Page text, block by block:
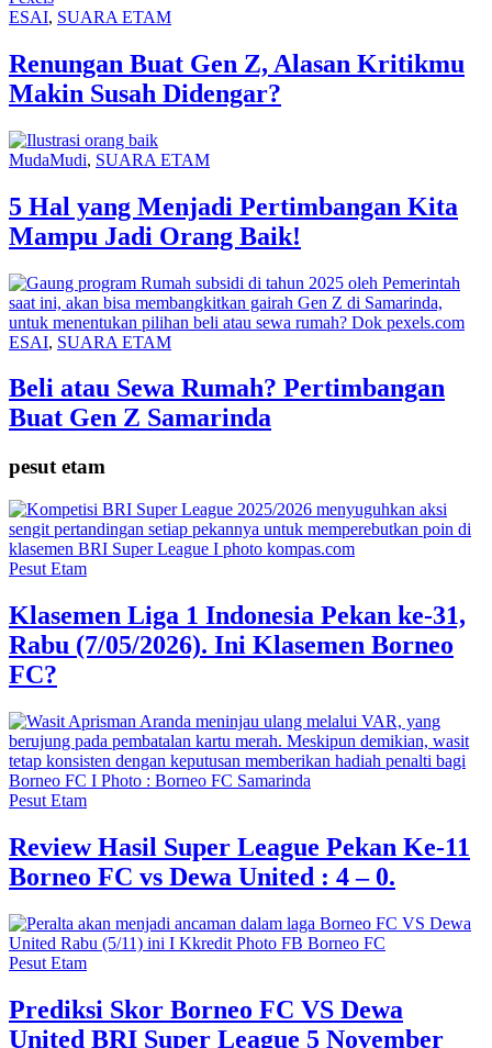
ESAI, SUARA ETAM
Renungan Buat Gen Z, Alasan Kritikmu
Makin Susah Didengar?
MudaMudi, SUARA ETAM
5 Hal yang Menjadi Pertimbangan Kita
Mampu Jadi Orang Baik!
ESAI, SUARA ETAM
Beli atau Sewa Rumah? Pertimbangan
Buat Gen Z Samarinda
pesut etam
Pesut Etam
Klasemen Liga 1 Indonesia Pekan ke-31,
Rabu (7/05/2026). Ini Klasemen Borneo
FC?
Pesut Etam
Review Hasil Super League Pekan Ke-11
Borneo FC vs Dewa United : 4 – 0.
Pesut Etam
Prediksi Skor Borneo FC VS Dewa
United BRI Super League 5 November